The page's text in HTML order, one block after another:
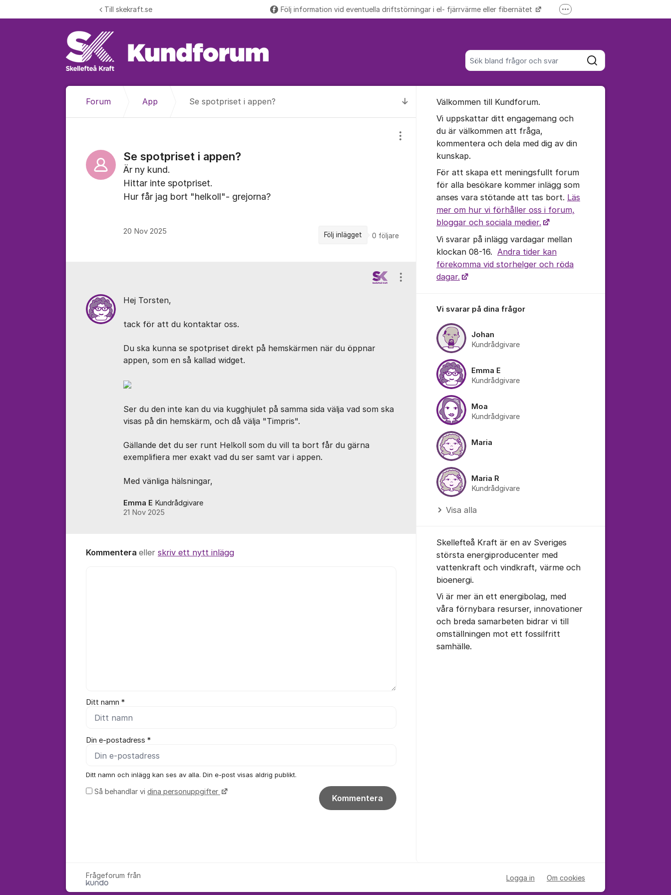
Sök bland alla inlägg
Sök
Till skekraft.se Följ information vid eventuella driftstörningar i el- fjärrvärme eller fibernätet Fler supportlänkar
Till senaste kommentaren
Forum App Se spotpriset i appen?
Se spotpriset i appen?
Visa/dölj inställningar för inlägg/kommentar
Är ny kund.
Hittar inte spotpriset.
Hur får jag bort "helkoll"- grejorna?
20 Nov 2025 Följ inlägget 0 följare
Hej Torsten,
tack för att du kontaktar oss.
Du ska kunna se spotpriset direkt på hemskärmen när du öppnar
appen, som en så kallad widget.
Ser du den inte kan du via kugghjulet på samma sida välja vad som ska
visas på din hemskärm, och då välja "Timpris".
Gällande det du ser runt Helkoll som du vill ta bort får du gärna
exemplifiera mer exakt vad du ser samt var i appen.
Med vänliga hälsningar,
Emma E Kundrådgivare
21 Nov 2025
Visa/dölj inställningar för inlägg/kommentar
Kommentera eller skriv ett nytt inlägg
Ditt namn *
Din e-postadress *
Ditt namn och inlägg kan ses av alla. Din e-post visas aldrig publikt.
Så behandlar vi dina personuppgifter
Kommentera
Välkommen till Kundforum.
Vi uppskattar ditt engagemang och
du är välkommen att fråga,
kommentera och dela med dig av din
kunskap.
För att skapa ett meningsfullt forum
för alla besökare kommer inlägg som
anses vara stötande att tas bort. Läs
mer om hur vi förhåller oss i forum,
bloggar och sociala medier.
Vi svarar på inlägg vardagar mellan
klockan 08-16. Andra tider kan
förekomma vid storhelger och röda
dagar.
Vi svarar på dina frågor
Johan
Kundrådgivare
Emma E
Kundrådgivare
Moa
Kundrådgivare
Maria
Maria R
Kundrådgivare
Visa alla
Skellefteå Kraft är en av Sveriges
största energiproducenter med
vattenkraft och vindkraft, värme och
bioenergi.
Vi är mer än ett energibolag, med
våra förnybara resurser, innovationer
och breda samarbeten bidrar vi till
omställningen mot ett fossilfritt
samhälle.
Frågeforum från Logga in Om cookies